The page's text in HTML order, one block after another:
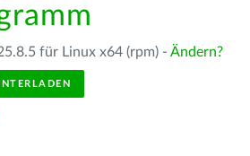
für Linux x64 (rpm) - Ändern?